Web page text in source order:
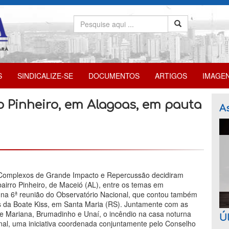
SINDICALIZE-SE DOCUMENTOS ARTIGOS
em Alagoas, em pauta
de Grande Impacto e Repercussão decidiram
Pinheiro, de Maceió (AL), entre os temas em
6ª reunião do Observatório Nacional, que contou também
Boate Kiss, em Santa Maria (RS). Juntamente com as
Brumadinho e Unaí, o incêndio na casa noturna
uma iniciativa coordenada conjuntamente pelo Conselho